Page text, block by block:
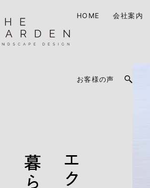
HOME 会社案内
お客様の声